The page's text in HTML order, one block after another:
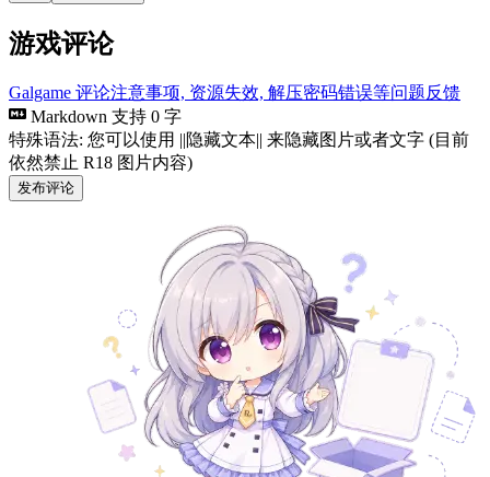
游戏评论
Galgame 评论注意事项, 资源失效, 解压密码错误等问题反馈
Markdown 支持 0 字
特殊语法: 您可以使用 ||隐藏文本|| 来隐藏图片或者文字 (目前
依然禁止 R18 图片内容)
发布评论